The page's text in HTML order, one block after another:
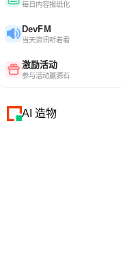
每日内容报纸化
DevFM
当天资讯听着看
激励活动
参与活动赢源石
AI 造物